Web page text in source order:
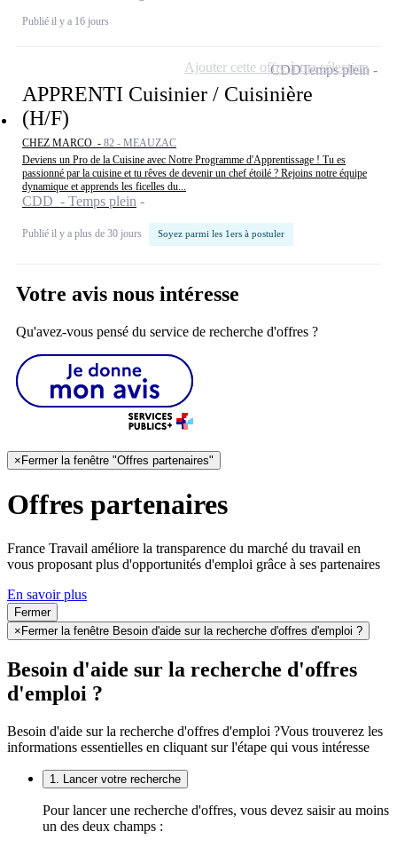
Publié il y a 16 jours
APPRENTI Cuisinier / Cuisinière
(H/F)
CHEZ MARCO - 82 - MEAUZAC
Deviens un Pro de la Cuisine avec Notre Programme d'Apprentissage ! Tu es
passionné par la cuisine et tu rêves de devenir un chef étoilé ? Rejoins notre équipe
dynamique et apprends les ficelles du...
CDD - Temps plein
Publié il y a plus de 30 jours Soyez parmi les 1ers à postuler
CDDTemps plein
Ajouter cette offre à ma sélection
Votre avis nous intéresse
Qu'avez-vous pensé du service de recherche d'offres ?
× Fermer la fenêtre "Offres partenaires"
Offres partenaires
France Travail améliore la transparence du marché du travail en
vous proposant plus d'opportunités d'emploi grâce à ses partenaires
En savoir plus
Fermer
×Fermer la fenêtre Besoin d'aide sur la recherche d'offres d'emploi ?
Besoin d'aide sur la recherche d'offres
d'emploi ?
Besoin d'aide sur la recherche d'offres d'emploi ?Vous trouverez les
informations essentielles en cliquant sur l'étape qui vous intéresse
1. Lancer votre recherche
Pour lancer une recherche d'offres, vous devez saisir au moins
un des deux champs :